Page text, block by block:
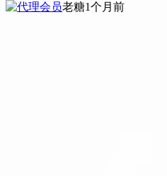
老糖1个月前